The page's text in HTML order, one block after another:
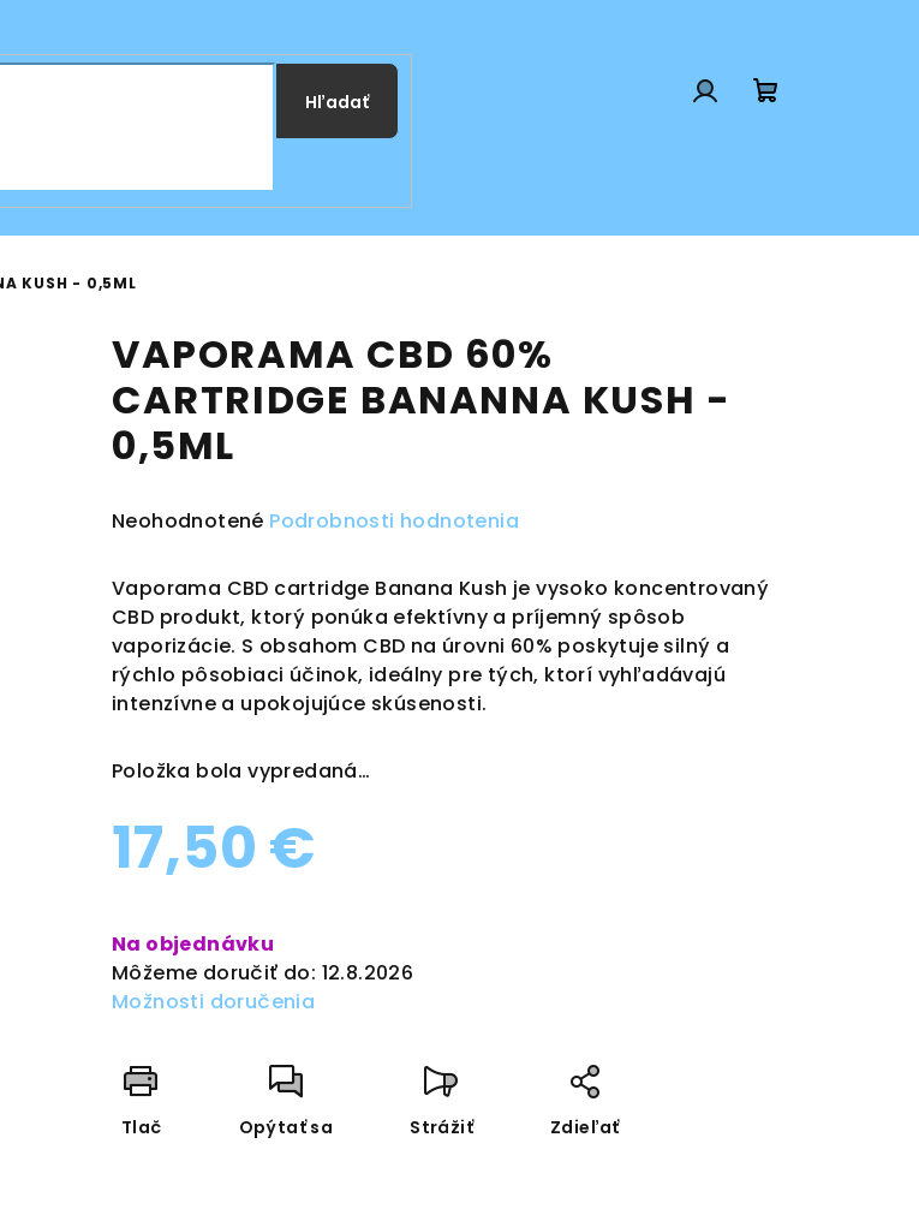
Hľadať
KUSH - 0,5ML
VAPORAMA CBD 60%
CARTRIDGE BANANNA KUSH -
0,5ML
Priemerné
produktu
je
0,0
z
5
Neohodnotené Podrobnosti hodnotenia
Vaporama CBD cartridge Banana Kush je vysoko koncentrovaný
CBD produkt, ktorý ponúka efektívny a príjemný spôsob
vaporizácie. S obsahom CBD na úrovni 60% poskytuje silný a
rýchlo pôsobiaci účinok, ideálny pre tých, ktorí vyhľadávajú
intenzívne a upokojujúce skúsenosti.
Položka bola vypredaná…
17,50 €
cena:
Na objednávku
Môžeme doručiť do: 12.8.2026
Možnosti doručenia
Tlač Opýtať sa Strážiť Zdieľať